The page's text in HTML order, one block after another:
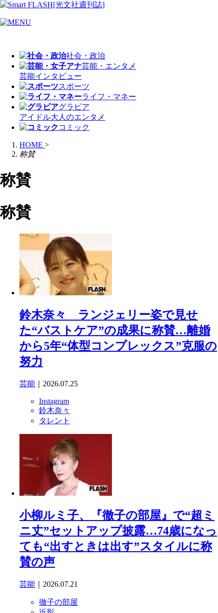
社会・政治
芸能・エンタメ
芸能インタビュー
スポーツ
ライフ・マネー
グラビア
アイドル大人のエンタメ
コミック
HOME >
称賛
称賛
称賛
鈴木奈々 ランジェリー姿で見せ
た“バストケア”の成果に称賛…離婚
から5年“体型コンプレックス”克服の
努力
芸能 ｜2026.07.25
Instagram
鈴木奈々
タレント
小柳ルミ子、『徹子の部屋』で“超ミ
ニ丈”セットアップ披露…74歳になっ
ても“出すときは出す”スタイルに称
賛の声
芸能 ｜2026.07.21
徹子の部屋